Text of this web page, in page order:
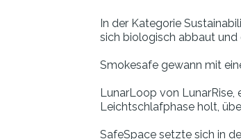
In der Kategorie
sich biologisch abbaut
Smokesafe gewann mit
LunarLoop von
Leichtschlafphase holt,
SafeSpace setzte sich in